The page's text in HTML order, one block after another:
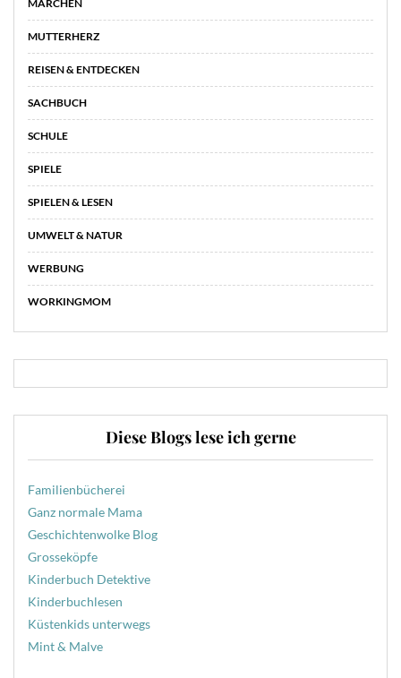
MÄRCHEN
MUTTERHERZ
REISEN & ENTDECKEN
SACHBUCH
SCHULE
SPIELE
SPIELEN & LESEN
UMWELT & NATUR
WERBUNG
WORKINGMOM
Diese Blogs lese ich gerne
Familienbücherei
Ganz normale Mama
Geschichtenwolke Blog
Grosseköpfe
Kinderbuch Detektive
Kinderbuchlesen
Küstenkids unterwegs
Mint & Malve